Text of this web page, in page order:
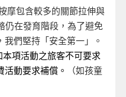
摩包含較多的關節拉伸與
仍在發育階段，為了避免
們堅持「安全第一」。
本項活動之旅客不可要求
動要求補償。
（如孩童